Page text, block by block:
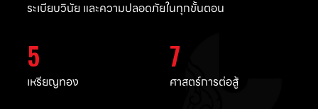
ระเบียบวินัย และความปลอดภัยในทุกขั้นตอน
5
เหรียญทอง
7
ศาสตร์การต่อสู้